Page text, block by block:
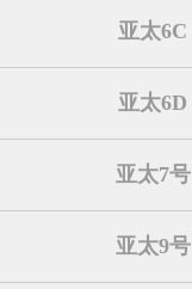
亚太6C
亚太6D
亚太7号
亚太9号